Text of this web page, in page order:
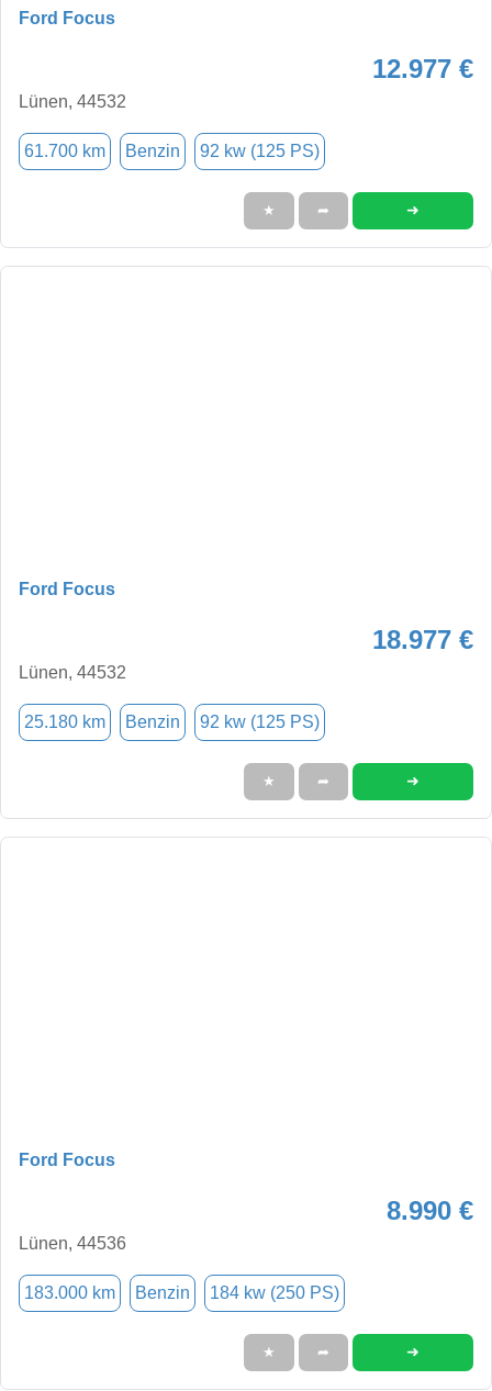
Ford Focus
12.977 €
Lünen, 44532
61.700 km Benzin 92 kw (125 PS)
★ ➦ ➜
Ford Focus
18.977 €
Lünen, 44532
25.180 km Benzin 92 kw (125 PS)
★ ➦ ➜
Ford Focus
8.990 €
Lünen, 44536
183.000 km Benzin 184 kw (250 PS)
★ ➦ ➜